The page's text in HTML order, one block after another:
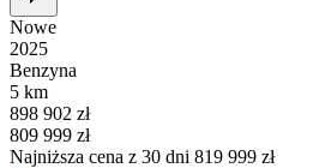
Nowe
2025
Benzyna
5 km
898 902 zł
809 999 zł
Najniższa cena z 30 dni 819 999 zł